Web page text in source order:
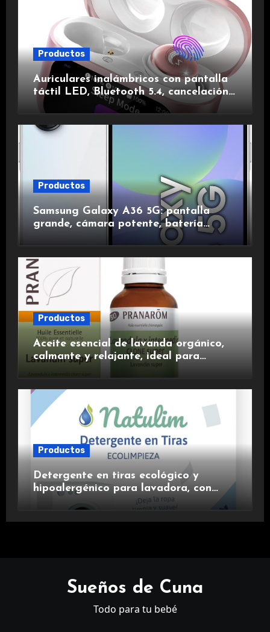
Productos
Auriculares inalámbricos con pantalla
táctil LED, Bluetooth 5.4, cancelación
de ruido, impermeables y de larga
duración.
Productos
Samsung Galaxy A36 5G: pantalla
grande, cámara potente, batería
duradera y carga rápida para una
Productos
Aceite esencial de lavanda orgánico,
calmante y relajante, ideal para
Productos
Detergente en tiras ecológico y
hipoalergénico para lavadora, con
suavizante incluido y fragancia de
lavanda.
Sueños de Cuna
Todo para tu bebé